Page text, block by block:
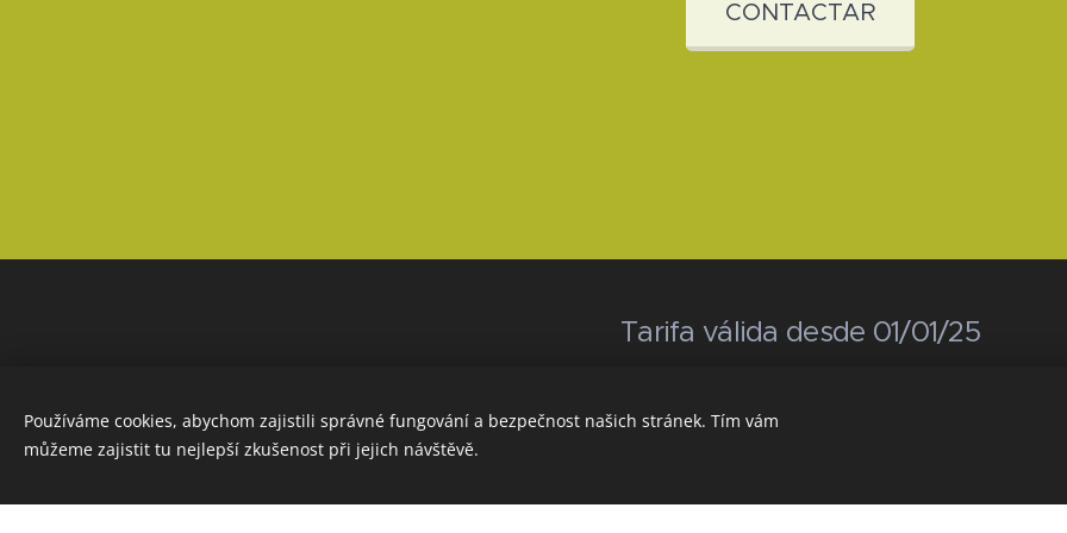
CONTACTAR
Tarifa válida desde 01/01/25
Používáme cookies, abychom zajistili správné fungování a bezpečnost našich stránek. Tím vám
můžeme zajistit tu nejlepší zkušenost při jejich návštěvě.